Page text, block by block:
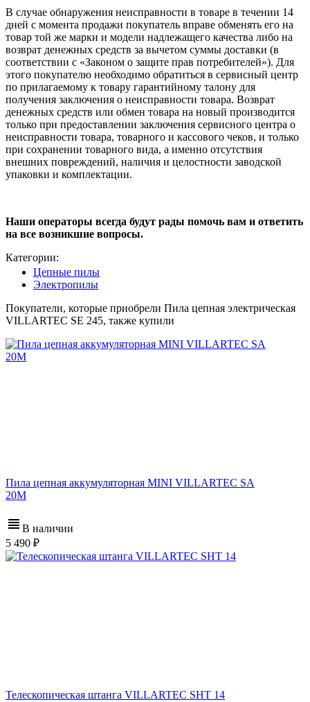
В случае обнаружения неисправности в товаре в течении 14
дней с момента продажи покупатель вправе обменять его на
товар той же марки и модели надлежащего качества либо на
возврат денежных средств за вычетом суммы доставки (в
соответствии с «Законом о защите прав потребителей»). Для
этого покупателю необходимо обратиться в сервисный центр
по прилагаемому к товару гарантийному талону для
получения заключения о неисправности товара. Возврат
денежных средств или обмен товара на новый производится
только при предоставлении заключения сервисного центра о
неисправности товара, товарного и кассового чеков, и только
при сохранении товарного вида, а именно отсутствия
внешних повреждений, наличия и целостности заводской
упаковки и комплектации.
Наши операторы всегда будут рады помочь вам и ответить
на все возникшие вопросы.
Категории:
Цепные пилы
Электропилы
Покупатели, которые приобрели Пила цепная электрическая
VILLARTEC SE 245, также купили
Пила цепная аккумуляторная MINI VILLARTEC SA
20M
В наличии
5 490
Телескопическая штанга VILLARTEC SHT 14